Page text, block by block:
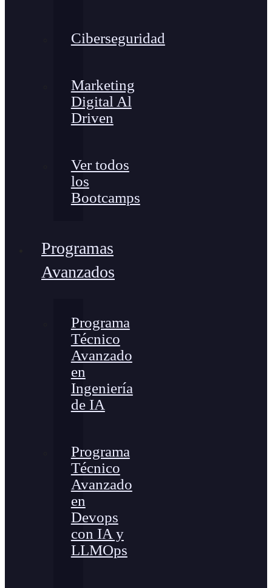
Ciberseguridad
Marketing
Digital Al
Driven
Ver todos
los
Bootcamps
Programas
Avanzados
Programa
Técnico
Avanzado
en
Ingeniería
de IA
Programa
Técnico
Avanzado
en
Devops
con IA y
LLMOps